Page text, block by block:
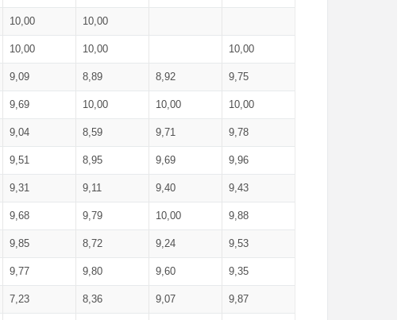
10,00 10,00
10,00 10,00 10,00
9,09 8,89 8,92 9,75
9,69 10,00 10,00 10,00
9,04 8,59 9,71 9,78
9,51 8,95 9,69 9,96
9,31 9,11 9,40 9,43
9,68 9,79 10,00 9,88
9,85 8,72 9,24 9,53
9,77 9,80 9,60 9,35
7,23 8,36 9,07 9,87